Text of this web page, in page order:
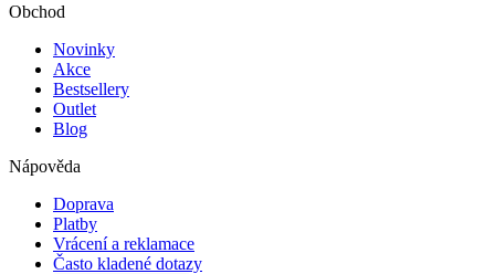
Obchod
Novinky
Akce
Bestsellery
Outlet
Blog
Nápověda
Doprava
Platby
Vrácení a reklamace
Často kladené dotazy